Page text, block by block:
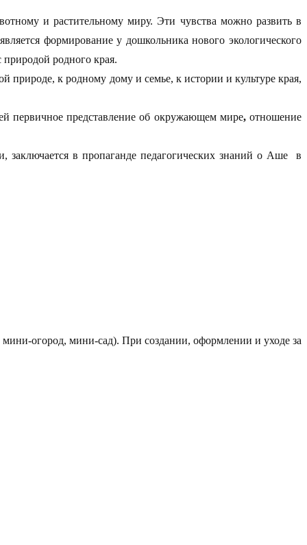
и растительному миру. Эти чувства можно развить в
формирование у дошкольника нового экологического
родного края.
природе, к родному дому и семье, к истории и культуре края,
первичное представление об окружающем мире,отношение
заключается в пропаганде педагогических знаний о Аше в
огород, мини-сад). При создании, оформлении и уходе за